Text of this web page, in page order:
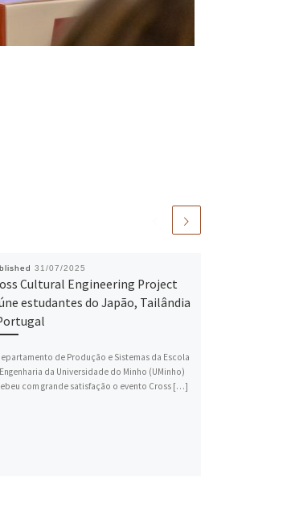
31/07/2025
Cultural Engineering Project
estudantes do Japão, Tailândia
de Produção e Sistemas da Escola
da Universidade do Minho (UMinho)
com grande satisfação o evento Cross […]